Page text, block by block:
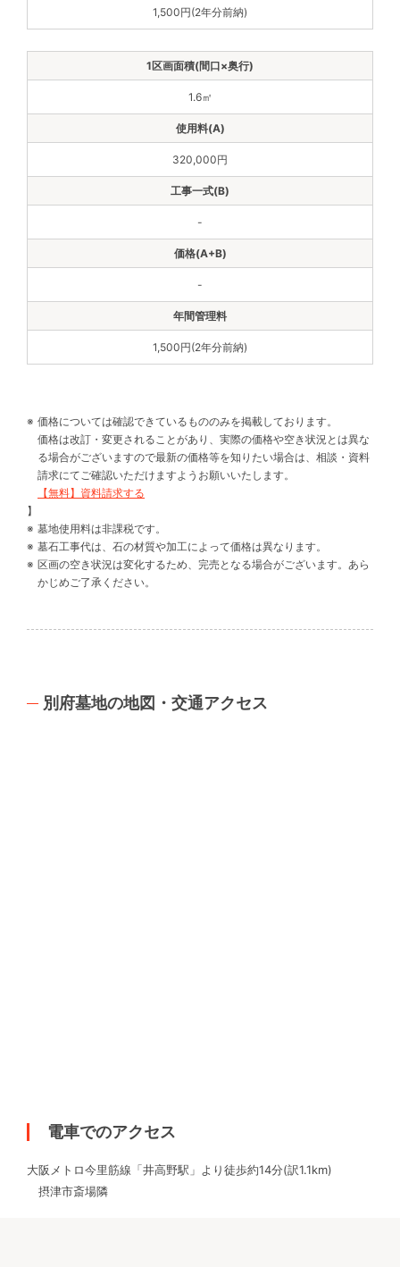
1,500円(2年分前納)
1.6㎡
320,000円
-
-
1,500円(2年分前納)
価格については確認できているもののみを掲載しております。
価格は改訂・変更されることがあり、実際の価格や空き状況とは異な
る場合がございますので最新の価格等を知りたい場合は、相談・資料
請求にてご確認いただけますようお願いいたします。
【無料】資料請求する
】
墓地使用料は非課税です。
墓石工事代は、石の材質や加工によって価格は異なります。
区画の空き状況は変化するため、完売となる場合がございます。あら
かじめご了承ください。
別府墓地の地図・交通アクセス
電車でのアクセス
大阪メトロ今里筋線「井高野駅」より徒歩約14分(訳1.1km)
摂津市斎場隣